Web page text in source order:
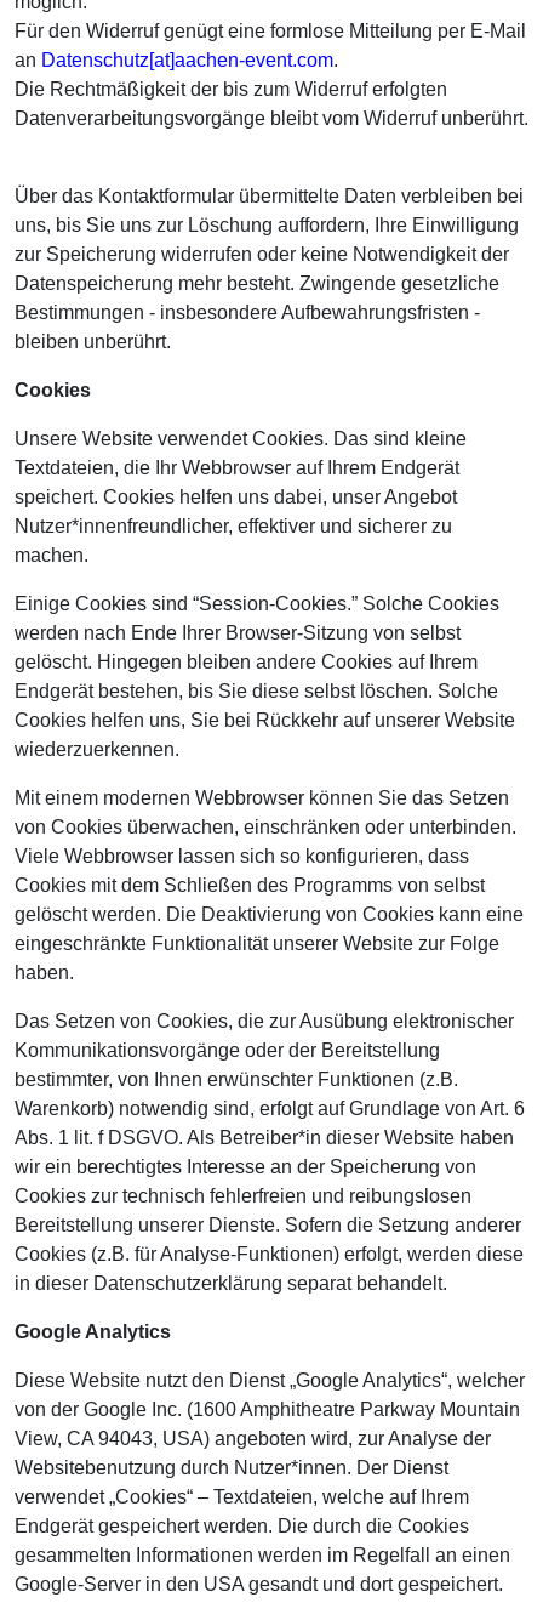
Für den Widerruf genügt eine formlose Mitteilung per E-Mail
an Datenschutz[at]​aachen-event.com.
Die Rechtmäßigkeit der bis zum Widerruf erfolgten
Datenverarbeitungsvorgänge bleibt vom Widerruf unberührt.
Über das Kontaktformular übermittelte Daten verbleiben bei
uns, bis Sie uns zur Löschung auffordern, Ihre Einwilligung
zur Speicherung widerrufen oder keine Notwendigkeit der
Datenspeicherung mehr besteht. Zwingende gesetzliche
Bestimmungen - insbesondere Aufbewahrungsfristen -
bleiben unberührt.
Cookies
Unsere Website verwendet Cookies. Das sind kleine
Textdateien, die Ihr Webbrowser auf Ihrem Endgerät
speichert. Cookies helfen uns dabei, unser Angebot
Nutzer*innenfreundlicher, effektiver und sicherer zu
machen.
Einige Cookies sind “Session-Cookies.” Solche Cookies
werden nach Ende Ihrer Browser-Sitzung von selbst
gelöscht. Hingegen bleiben andere Cookies auf Ihrem
Endgerät bestehen, bis Sie diese selbst löschen. Solche
Cookies helfen uns, Sie bei Rückkehr auf unserer Website
wiederzuerkennen.
Mit einem modernen Webbrowser können Sie das Setzen
von Cookies überwachen, einschränken oder unterbinden.
Viele Webbrowser lassen sich so konfigurieren, dass
Cookies mit dem Schließen des Programms von selbst
gelöscht werden. Die Deaktivierung von Cookies kann eine
eingeschränkte Funktionalität unserer Website zur Folge
haben.
Das Setzen von Cookies, die zur Ausübung elektronischer
Kommunikationsvorgänge oder der Bereitstellung
bestimmter, von Ihnen erwünschter Funktionen (z.B.
Warenkorb) notwendig sind, erfolgt auf Grundlage von Art. 6
Abs. 1 lit. f DSGVO. Als Betreiber*in dieser Website haben
wir ein berechtigtes Interesse an der Speicherung von
Cookies zur technisch fehlerfreien und reibungslosen
Bereitstellung unserer Dienste. Sofern die Setzung anderer
Cookies (z.B. für Analyse-Funktionen) erfolgt, werden diese
in dieser Datenschutzerklärung separat behandelt.
Google Analytics
Diese Website nutzt den Dienst „Google Analytics“, welcher
von der Google Inc. (1600 Amphitheatre Parkway Mountain
View, CA 94043, USA) angeboten wird, zur Analyse der
Websitebenutzung durch Nutzer*innen. Der Dienst
verwendet „Cookies“ – Textdateien, welche auf Ihrem
Endgerät gespeichert werden. Die durch die Cookies
gesammelten Informationen werden im Regelfall an einen
Google-Server in den USA gesandt und dort gespeichert.